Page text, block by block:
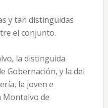
y tan distinguidas
el conjunto.
la distinguida
Gobernación, y la del
la joven e
Montalvo de